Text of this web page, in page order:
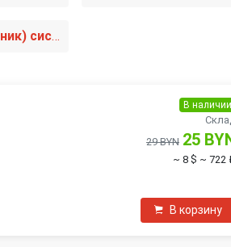
фланец (тройник) системы охлаждения
В наличии
29 BYN 25
~ 8 $ ~ 722
В корзину